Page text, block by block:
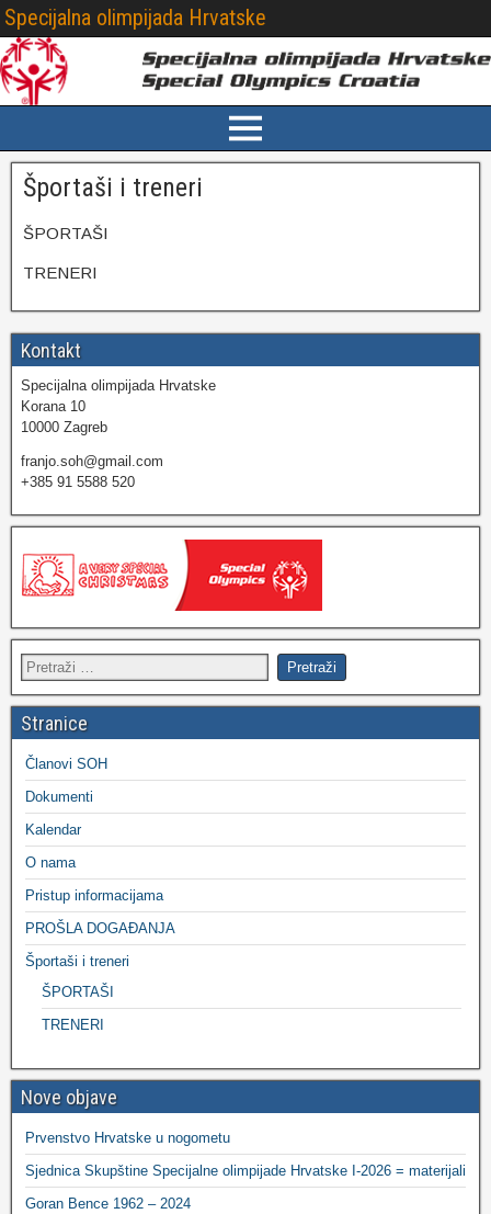
Specijalna olimpijada Hrvatske
Športaši i treneri
ŠPORTAŠI
TRENERI
Kontakt
Specijalna olimpijada Hrvatske
Korana 10
10000 Zagreb
franjo.soh@gmail.com
+385 91 5588 520
Stranice
Članovi SOH
Dokumenti
Kalendar
O nama
Pristup informacijama
PROŠLA DOGAĐANJA
Športaši i treneri
ŠPORTAŠI
TRENERI
Nove objave
Prvenstvo Hrvatske u nogometu
Sjednica Skupštine Specijalne olimpijade Hrvatske I-2026 = materijali
Goran Bence 1962 – 2024